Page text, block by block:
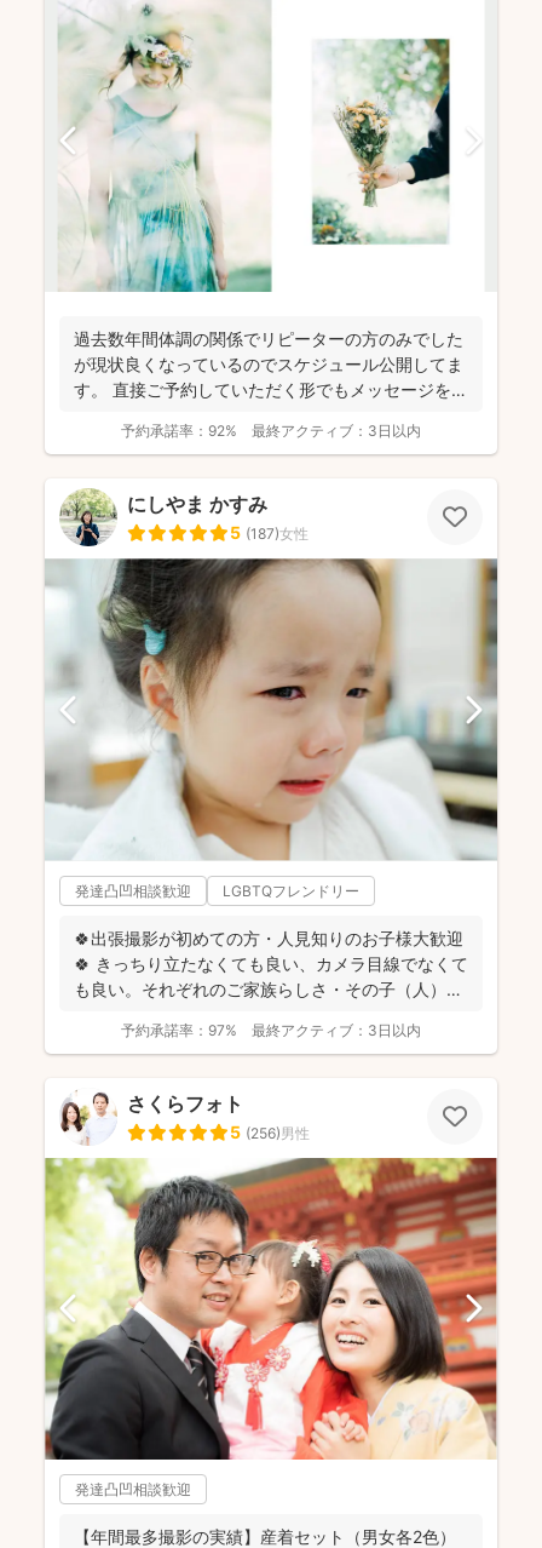
過去数年間体調の関係でリピーターの方のみでした
が現状良くなっているのでスケジュール公開してま
す。 直接ご予約していただく形でもメッセージを送
予約承諾率： 92% 最終アクティブ： 3日以内
にしやま かすみ
5 (187)女性
発達凸凹相談歓迎 LGBTQフレンドリー
🍀出張撮影が初めての方・人見知りのお子様大歓迎
🍀 きっちり立たなくても良い、カメラ目線でなくて
も良い。それぞれのご家族らしさ・その子（人）ら
予約承諾率： 97% 最終アクティブ： 3日以内
さくらフォト
5 (256)男性
発達凸凹相談歓迎
【年間最多撮影の実績】産着セット（男女各2色）